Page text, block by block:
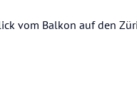
vom Balkon auf den